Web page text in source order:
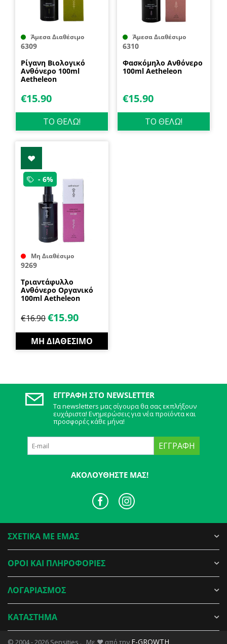
Άμεσα Διαθέσιμο
6309
Ρίγανη Βιολογικό
Ανθόνερο 100ml
Aetheleon
€15.90
ΤΟ ΘΕΛΩ!
Άμεσα Διαθέσιμο
6310
Φασκόμηλο Ανθόνερο
100ml Aetheleon
€15.90
ΤΟ ΘΕΛΩ!
- 6%
Μη Διαθέσιμο
9269
Τριαντάφυλλο
Ανθόνερο Οργανικό
100ml Aetheleon
€16.90€15.90
ΜΗ ΔΙΑΘΈΣΙΜΟ
ΕΓΓΡΑΦΉ ΣΤΟ NEWSLETTER
Τα newsletters μας σίγουρα θα σας εκπλήξουν
ευχάριστα! Ενημερώσεις για νέα προϊόντα και
προσφορές κάθε μήνα!
ΕΓΓΡΑΦΉ
ΑΚΟΛΟΥΘΉΣΤΕ ΜΑΣ!
ΣΧΕΤΙΚΑ ΜΕ ΕΜΑΣ
ΟΡΟΙ ΚΑΙ ΠΛΗΡΟΦΟΡΙΕΣ
ΛΟΓΑΡΙΑΣΜΟΣ
ΚΑΤΑΣΤΗΜΑ
© 2004 - 2026 Sensities . Με ♥ από την E-GROWTH